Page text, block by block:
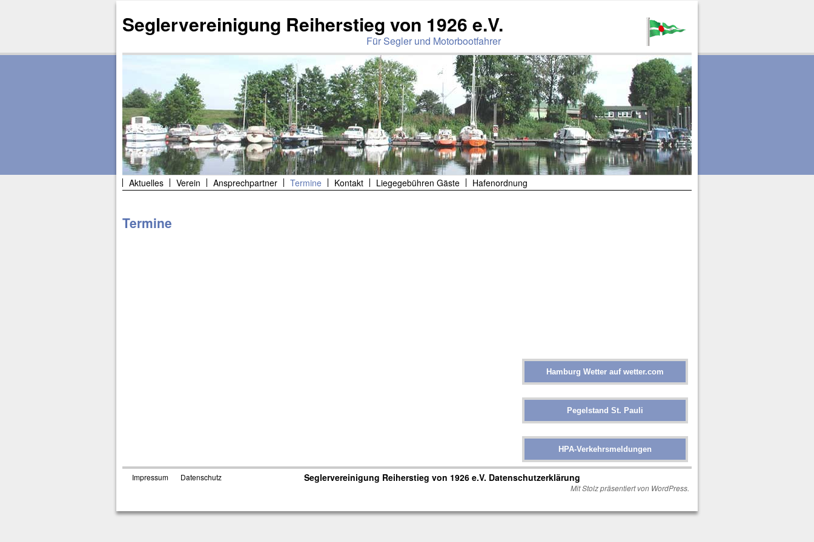
Seglervereinigung Reiherstieg von 1926 e.V.
Für Segler und Motorbootfahrer
Aktuelles Verein Ansprechpartner Termine Kontakt Liegegebühren Gäste Hafenordnung
Termine
Hamburg Wetter auf wetter.com
Pegelstand St. Pauli
HPA-Verkehrsmeldungen
Impressum Datenschutz Seglervereinigung Reiherstieg von 1926 e.V. Datenschutzerklärung
Mit Stolz präsentiert von WordPress.